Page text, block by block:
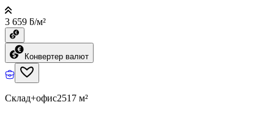
3 659 ƃ/м²
Конвертер валют
Склад+офис2517 м²